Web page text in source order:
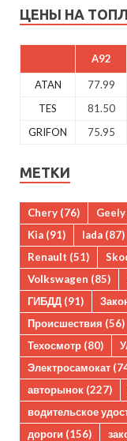
ЦЕНЫ НА
A92
ATAN 77.99
TES
81.50
GRIFON
75.95
МЕТКИ
Chery (76) Geely
Kia (91) lada (87)
Renault (51)
Volkswagen (85)
ГИБДД (91)
Происшествия (56)
Техосмотр (80)
Электросамокат
авторынок (227)
водительское
дороги (156)